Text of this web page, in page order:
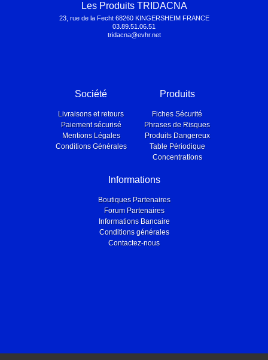
Les Produits TRIDACNA
23, rue de la Fecht 68260 KINGERSHEIM FRANCE
03.89.51.06.51
tridacna@evhr.net
Société
Livraisons et retours
Paiement sécurisé
Mentions Légales
Conditions Générales
Produits
Fiches Sécurité
Phrases de Risques
Produits Dangereux
Table Périodique
Concentrations
Informations
Boutiques Partenaires
Forum Partenaires
Informations Bancaire
Conditions générales
Contactez-nous